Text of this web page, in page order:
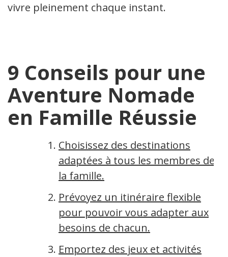
vivre pleinement chaque instant.
9 Conseils pour une
Aventure Nomade
en Famille Réussie
Choisissez des destinations
adaptées à tous les membres de
la famille.
Prévoyez un itinéraire flexible
pour pouvoir vous adapter aux
besoins de chacun.
Emportez des jeux et activités